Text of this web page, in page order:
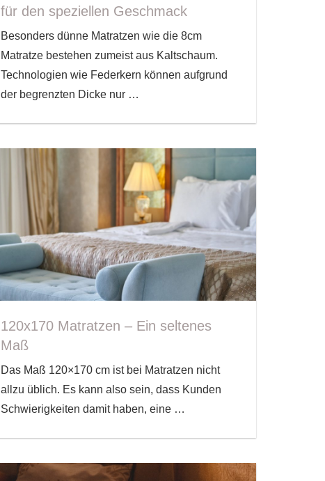
für den speziellen Geschmack
Besonders dünne Matratzen wie die 8cm
Matratze bestehen zumeist aus Kaltschaum.
Technologien wie Federkern können aufgrund
der begrenzten Dicke nur …
120x170 Matratzen – Ein seltenes
Maß
Das Maß 120×170 cm ist bei Matratzen nicht
allzu üblich. Es kann also sein, dass Kunden
Schwierigkeiten damit haben, eine …